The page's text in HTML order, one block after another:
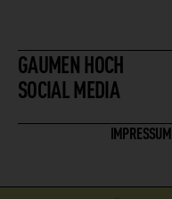
GAUMEN HOCH
SOCIAL MEDIA
IMPRESSUM